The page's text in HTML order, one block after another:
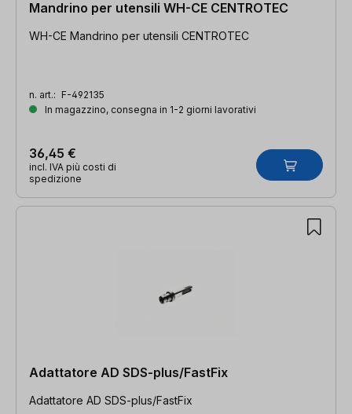
Mandrino per utensili WH-CE CENTROTEC
WH-CE Mandrino per utensili CENTROTEC
n. art.: F-492135
In magazzino, consegna in 1-2 giorni lavorativi
36,45 €
incl. IVA più costi di
spedizione
Adattatore AD SDS-plus/FastFix
Adattatore AD SDS-plus/FastFix